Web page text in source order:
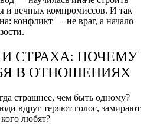
и вечных компромиссов. И так
конфликт — не враг, а начало
СТРАХА: ПОЧЕМУ
В ОТНОШЕНИЯХ
страшнее, чем быть одному?
вдруг теряют голос, замирают
любят?